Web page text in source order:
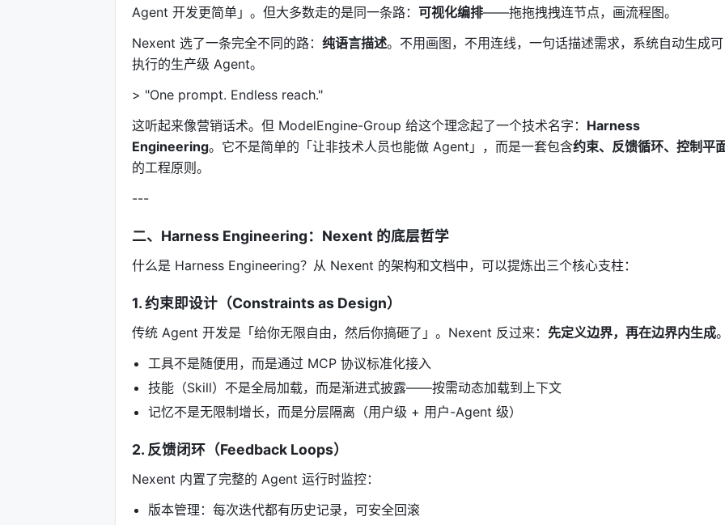
Agent 开发更简单」。但大多数走的是同一条路： 可视化编排——拖拖拽拽连节点，画流程图。
Nexent 选了一条完全不同的路： 纯语言描述。不用画图，不用连线，一句话描述需求，系统自动生成可
执行的生产级 Agent。
> "One prompt. Endless reach."
这听起来像营销话术。但 ModelEngine-Group 给这个理念起了一个技术名字： Harness
Engineering。它不是简单的「让非技术人员也能做 Agent」，而是一套包含约束、反馈循环、控制平
的工程原则。
---
二、Harness Engineering：Nexent 的底层哲学
什么是 Harness Engineering？从 Nexent 的架构和文档中，可以提炼出三个核心支柱：
1. 约束即设计（Constraints as Design）
传统 Agent 开发是「给你无限自由，然后你搞砸了」。Nexent 反过来： 先定义边界，再在边界内生成
工具不是随便用，而是通过 MCP 协议标准化接入
技能（Skill）不是全局加载，而是渐进式披露——按需动态加载到上下文
记忆不是无限制增长，而是分层隔离（用户级 + 用户-Agent 级）
2. 反馈闭环（Feedback Loops）
Nexent 内置了完整的 Agent 运行时监控：
版本管理：每次迭代都有历史记录，可安全回滚